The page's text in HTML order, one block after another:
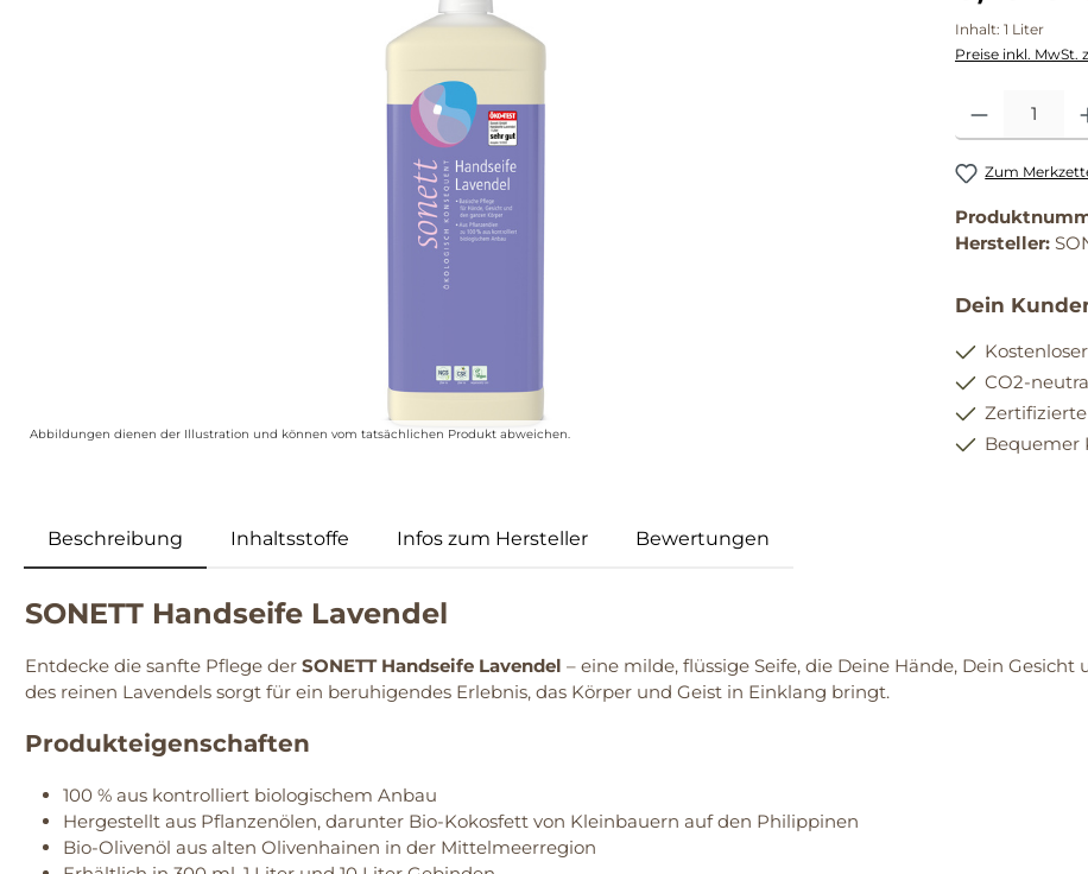
Abbildungen dienen der Illustration und können vom tatsächlichen Produkt abweichen.
Inhalt: 1 Liter
Preise inkl. MwSt.
Produkt Anzahl:
Zum
Hersteller:
Dein
CO2-
Bequemer
Beschreibung Inhaltsstoffe Infos zum Hersteller Bewertungen
SONETT Handseife Lavendel
Entdecke die sanfte Pflege der SONETT Handseife Lavendel – eine milde, flüssige Seife, die Deine Hände, Dein
des reinen Lavendels sorgt für ein beruhigendes Erlebnis, das Körper und Geist in Einklang bringt.
Produkteigenschaften
100 % aus kontrolliert biologischem Anbau
Hergestellt aus Pflanzenölen, darunter Bio-Kokosfett von Kleinbauern auf den Philippinen
Bio-Olivenöl aus alten Olivenhainen in der Mittelmeerregion